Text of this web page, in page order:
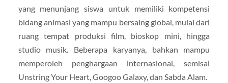
yang menunjang siswa untuk memiliki kompetensi
bidang animasi yang mampu bersaing global, mulai dari
ruang tempat produksi film, bioskop mini, hingga
studio musik. Beberapa karyanya, bahkan mampu
memperoleh penghargaan internasional, semisal
Unstring Your Heart, Googoo Galaxy, dan Sabda Alam.